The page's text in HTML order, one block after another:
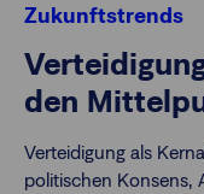
Zukunftstrends
den
Verteidigung als
politischen Konsens,